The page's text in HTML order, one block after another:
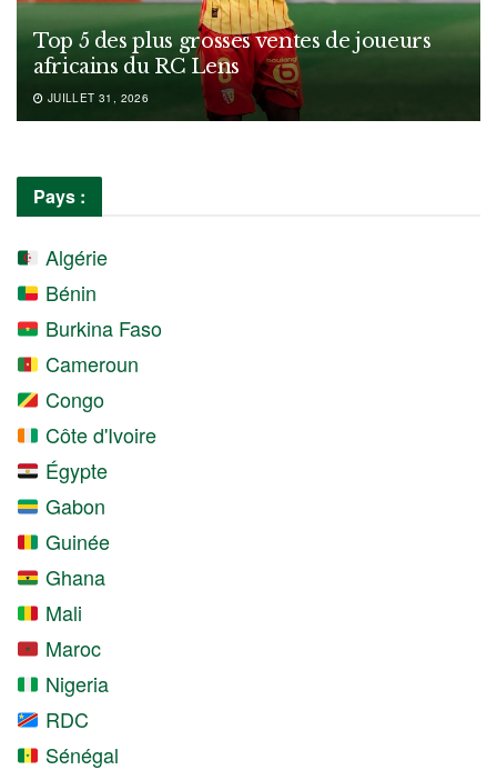
Top 5 des plus grosses ventes de joueurs
africains du RC Lens
JUILLET 31, 2026
Pays :
Algérie
Bénin
Burkina Faso
Cameroun
Congo
Côte d'Ivoire
Égypte
Gabon
Guinée
Ghana
Mali
Maroc
Nigeria
RDC
Sénégal